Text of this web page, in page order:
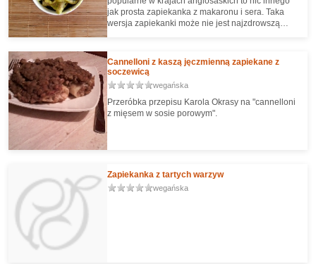
jak prosta zapiekanka z makaronu i sera. Taka
wersja zapiekanki może nie jest najzdrowszą
Cannelloni z kaszą jęczmienną zapiekane z
soczewicą
wegańska
Przeróbka przepisu Karola Okrasy na "cannelloni
z mięsem w sosie porowym".
Zapiekanka z tartych warzyw
wegańska